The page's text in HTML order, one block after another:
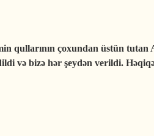
qullarının çoxundan üstün tutan
və bizə hər şeydən verildi.